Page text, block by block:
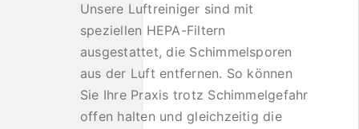
Unsere Luftreiniger sind mit
speziellen HEPA-Filtern
ausgestattet, die Schimmelsporen
aus der Luft entfernen. So können
Sie Ihre Praxis trotz Schimmelgefahr
offen halten und gleichzeitig die